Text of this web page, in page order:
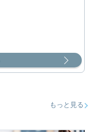
もっと見る